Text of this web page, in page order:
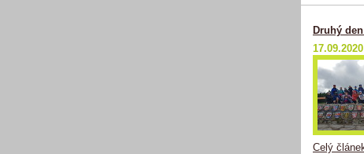
Druhý
17.09.2020
Celý